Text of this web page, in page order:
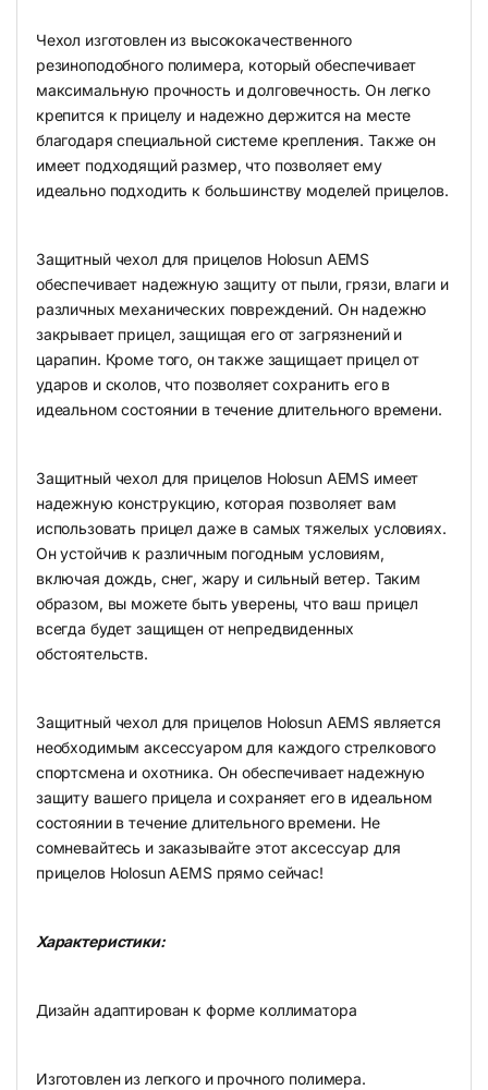
Чехол изготовлен из высококачественного
резиноподобного полимера, который обеспечивает
максимальную прочность и долговечность. Он легко
крепится к прицелу и надежно держится на месте
благодаря специальной системе крепления. Также он
имеет подходящий размер, что позволяет ему
идеально подходить к большинству моделей прицелов.
Защитный чехол для прицелов Holosun AEMS
обеспечивает надежную защиту от пыли, грязи, влаги и
различных механических повреждений. Он надежно
закрывает прицел, защищая его от загрязнений и
царапин. Кроме того, он также защищает прицел от
ударов и сколов, что позволяет сохранить его в
идеальном состоянии в течение длительного времени.
Защитный чехол для прицелов Holosun AEMS имеет
надежную конструкцию, которая позволяет вам
использовать прицел даже в самых тяжелых условиях.
Он устойчив к различным погодным условиям,
включая дождь, снег, жару и сильный ветер. Таким
образом, вы можете быть уверены, что ваш прицел
всегда будет защищен от непредвиденных
обстоятельств.
Защитный чехол для прицелов Holosun AEMS является
необходимым аксессуаром для каждого стрелкового
спортсмена и охотника. Он обеспечивает надежную
защиту вашего прицела и сохраняет его в идеальном
состоянии в течение длительного времени. Не
сомневайтесь и заказывайте этот аксессуар для
прицелов Holosun AEMS прямо сейчас!
Характеристики:
Дизайн адаптирован к форме коллиматора
Изготовлен из легкого и прочного полимера.